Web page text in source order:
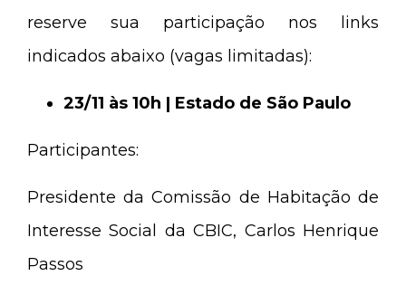
reserve sua participação nos links
indicados abaixo (vagas limitadas):
23/11 às 10h | Estado de São Paulo
Participantes:
Presidente da Comissão de Habitação de
Interesse Social da CBIC, Carlos Henrique
Passos